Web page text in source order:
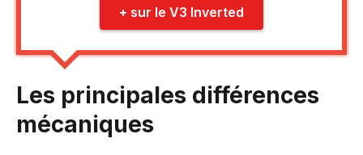
+ sur le V3 Inverted
Les principales différences
mécaniques